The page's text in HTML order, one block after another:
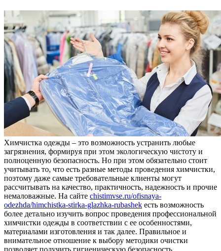
Химчистка одежды – это возможность устранить любые
загрязнения, формируя при этом экологическую чистоту и
полноценную безопасность. Но при этом обязательно стоит
учитывать то, что есть разные методы проведения химчистки,
поэтому даже самые требовательные клиенты могут
рассчитывать на качество, практичность, надежность и прочие
немаловажные. На сайте chistimvse.ru/ofisnaya-
odezhda/himchistka-stirka-glazhka-rubashek есть возможность
более детально изучить вопрос проведения профессиональной
химчистки одежды в соответствии с ее особенностями,
материалами изготовления и так далее. Правильное и
внимательное отношение к выбору методики очистки
позволяет получить гигиеническую безопасность,